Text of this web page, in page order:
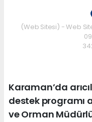
(Web Sitesi) - Web
Karaman’da
destek programı
ve Orman